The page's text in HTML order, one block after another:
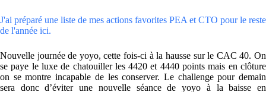
J'ai préparé une liste de mes actions favorites PEA et CTO pour le reste
de l'année ici.
Nouvelle journée de yoyo, cette fois-ci à la hausse sur le CAC 40. On
se paye le luxe de chatouiller les 4420 et 4440 points mais en clôture
on se montre incapable de les conserver. Le challenge pour demain
sera donc d’éviter une nouvelle séance de yoyo à la baisse en